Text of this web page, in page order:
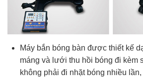
Máy bắn bóng bàn được thiết kế
máng và lưới thu hồi bóng đi kèm
không phải đi nhặt bóng nhiều